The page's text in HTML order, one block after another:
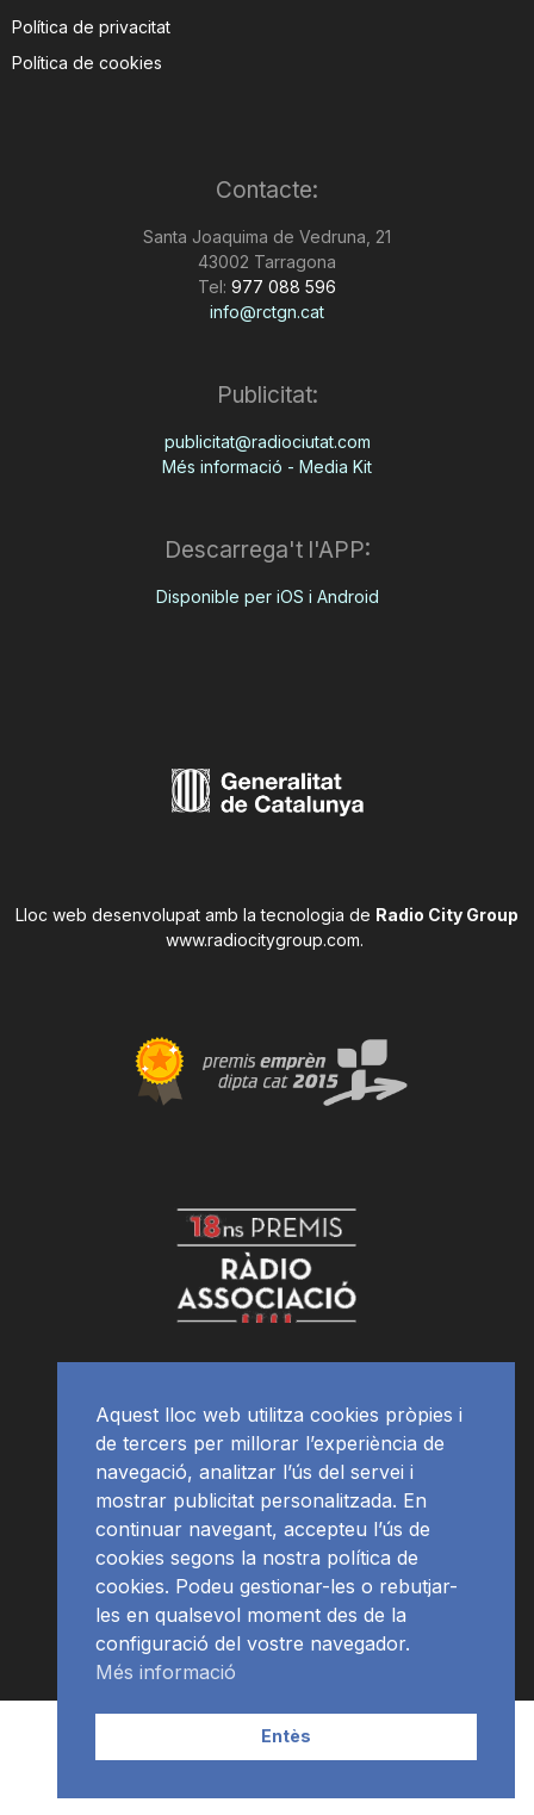
Política de privacitat
Política de cookies
Contacte:
Santa Joaquima de Vedruna, 21
43002 Tarragona
Tel: 977 088 596
info@rctgn.cat
Publicitat:
publicitat@radiociutat.com
Més informació - Media Kit
Descarrega't l'APP:
Disponible per iOS i Android
Lloc web desenvolupat amb la tecnologia de Radio City Group
www.radiocitygroup.com.
APP Programació
Aquest lloc web utilitza cookies pròpies i
de tercers per millorar l’experiència de
navegació, analitzar l’ús del servei i
mostrar publicitat personalitzada. En
continuar navegant, accepteu l’ús de
cookies segons la nostra política de
cookies. Podeu gestionar-les o rebutjar-
les en qualsevol moment des de la
configuració del vostre navegador.
Més informació
Entès